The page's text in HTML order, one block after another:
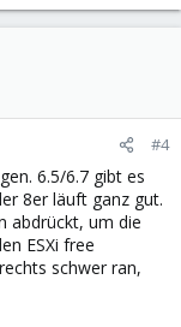
#4
6.5/6.7 gibt es
8er läuft ganz gut.
abdrückt, um die
ESXi free
schwer ran,